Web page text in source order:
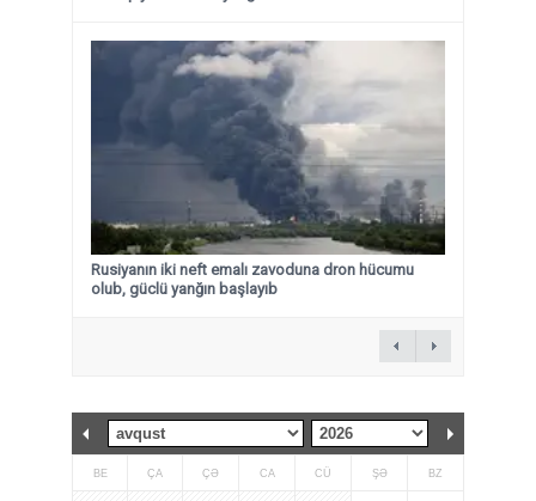
Rusiyanın iki neft emalı zavoduna dron hücumu
olub, güclü yanğın başlayıb
BE ÇA ÇƏ CA CÜ ŞƏ BZ